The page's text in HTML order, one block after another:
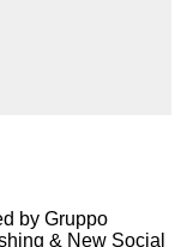
by Gruppo
& New Social